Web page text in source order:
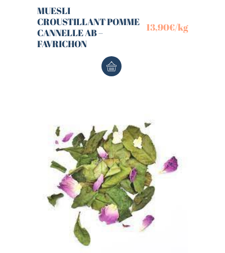
MUESLI
CROUSTILLANT POMME
CANNELLE AB –
FAVRICHON
13,90€/kg